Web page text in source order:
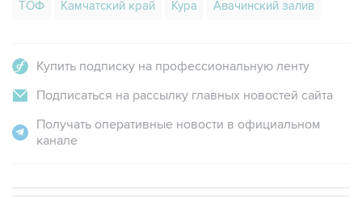
Подписаться на рассылку главных новостей сайта
Получать оперативные новости в официальном